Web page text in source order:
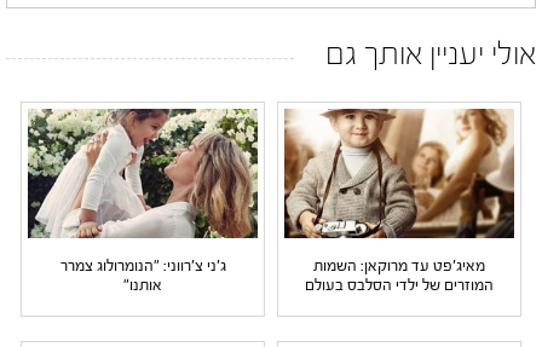
אולי יעניין אותך גם
מאיג'פט עד מרוקאן: השמות
המוזרים של ילדי הסלבס בעולם
ג'ני צ'רווני: "הנומרולוג צמרר
אותנו"